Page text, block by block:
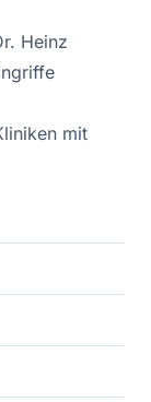
Heinz
mit